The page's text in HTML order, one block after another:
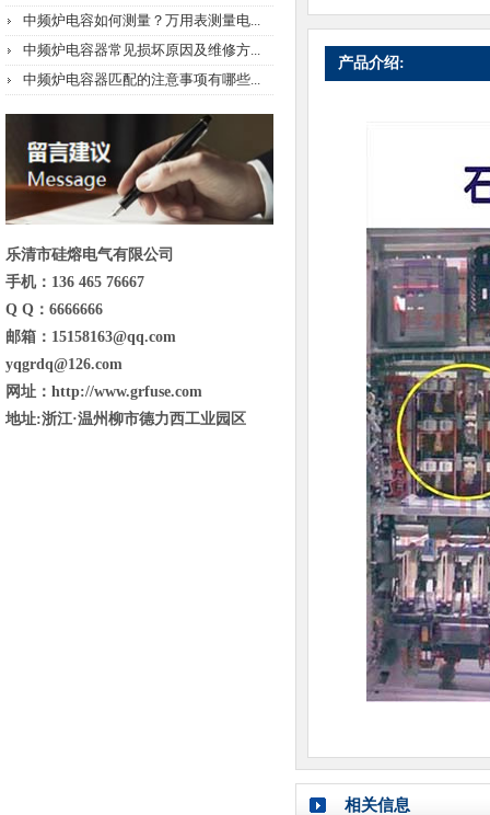
中频炉电容如何测量？万用表测量电...
中频炉电容器常见损坏原因及维修方...
中频炉电容器匹配的注意事项有哪些...
乐清市硅熔电气有限公司
手机：136 465 76667
Q Q：6666666
邮箱：15158163@qq.com
yqgrdq@126.com
网址：http://www.grfuse.com
地址:浙江·温州柳市德力西工业园区
产品介绍:
相关信息